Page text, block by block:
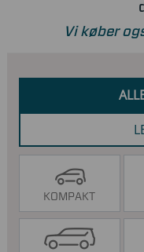
Vi køber
KOMPAKT